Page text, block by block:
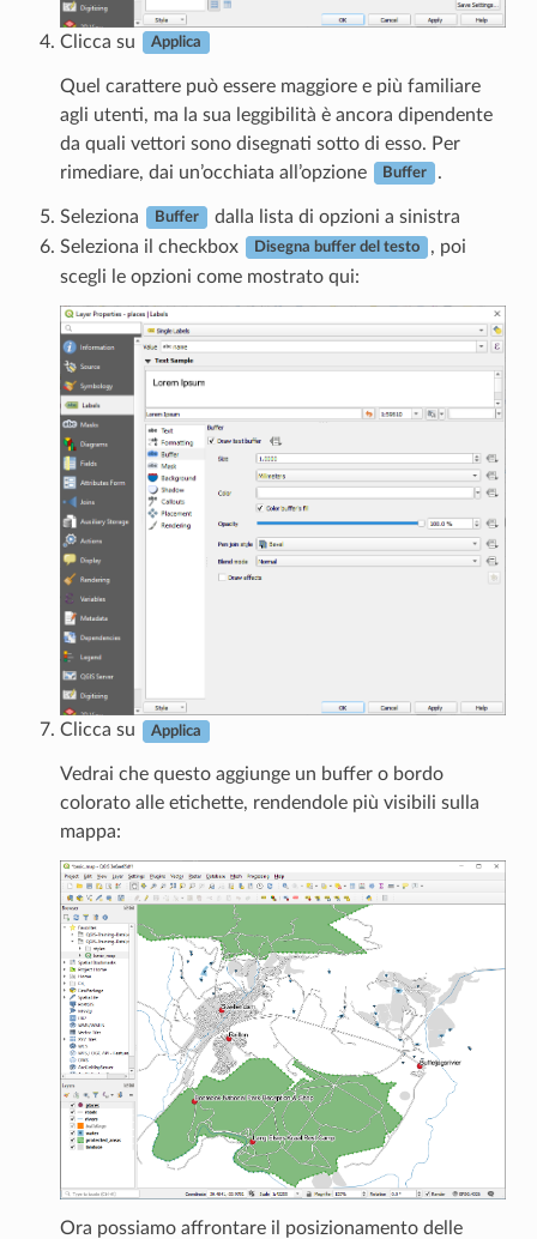
Clicca su Applica
Quel carattere può essere maggiore e più familiare
agli utenti, ma la sua leggibilità è ancora dipendente
da quali vettori sono disegnati sotto di esso. Per
rimediare, dai un’occhiata all’opzione
Buffer .
Seleziona Buffer
dalla lista di opzioni a sinistra
Seleziona il checkbox
Disegna buffer del testo
, poi
scegli le opzioni come mostrato qui:
Clicca su Applica
Vedrai che questo aggiunge un buffer o bordo
colorato alle etichette, rendendole più visibili sulla
mappa:
Ora possiamo affrontare il posizionamento delle